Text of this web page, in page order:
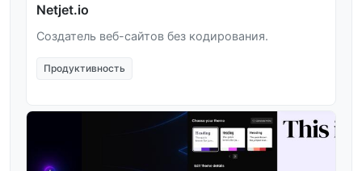
Netjet.io
Создатель веб-сайтов без кодирования.
Продуктивность